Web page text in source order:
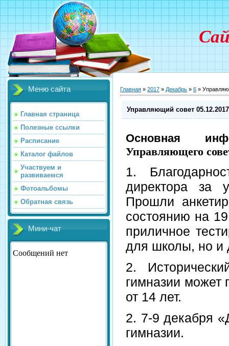
Меню сайта
Главная страница
Полезные ссылки
Расписание
Каталог файлов
Участвуем и
развиваемся
Фотоальбомы
Обратная связь
Мини-чат
Главная » 2017 » Декабрь » 6 »
Управляющий совет 05.12.2017
Основная
Управляющего
1.
директора за
Прошли
состоянию на
приличное
для школы, но и
2.
гимназии
от 14 лет.
2. 7-9 декабря
гимназии.